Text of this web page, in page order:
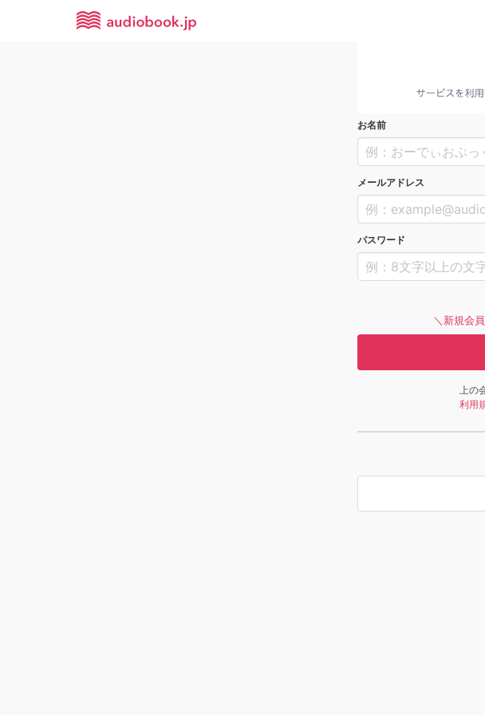
お名前
メールアドレス
パスワード
＼新規会
上の
利用